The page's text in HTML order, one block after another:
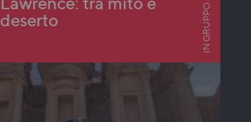
deserto
IN GRUPPO